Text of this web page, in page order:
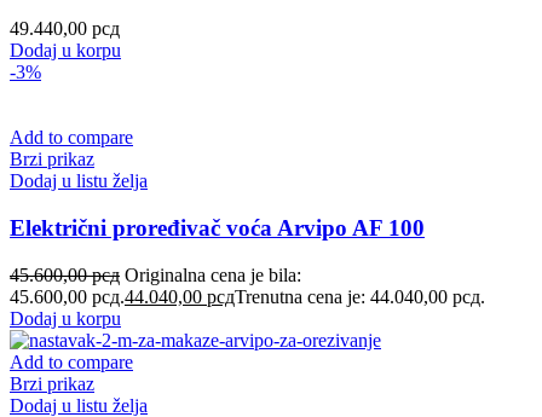
49.440,00 рсд
Dodaj u korpu
-3%
Add to compare
Brzi prikaz
Dodaj u listu želja
Električni proređivač voća Arvipo AF 100
45.600,00рсд Originalna cena je bila:
45.600,00 рсд.44.040,00 рсдTrenutna cena je: 44.040,00 рсд.
Dodaj u korpu
Add to compare
Brzi prikaz
Dodaj u listu želja